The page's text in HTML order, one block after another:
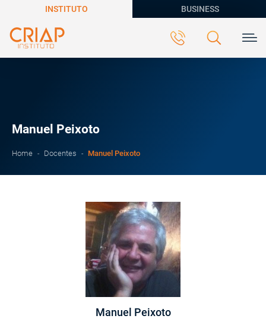
INSTITUTO BUSINESS
Manuel Peixoto
Home Docentes Manuel Peixoto
Manuel Peixoto